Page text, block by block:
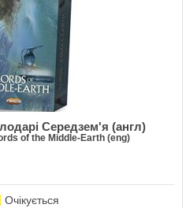
Середзем'я (англ)
of the Middle-Earth (eng)
Очікується